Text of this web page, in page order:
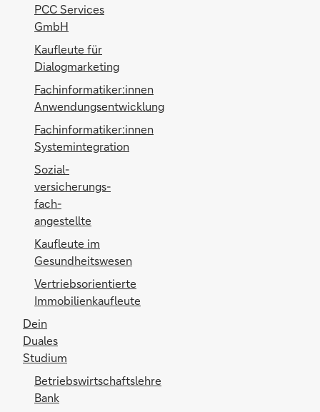
PCC Services
GmbH
Kaufleute für
Dialogmarketing
Fachinformatiker:innen
Anwendungsentwicklung
Fachinformatiker:innen
Systemintegration
Sozial­
versicherungs­
fach­
angestellte
Kaufleute im
Gesundheitswesen
Vertriebsorientierte
Immobilienkaufleute
Dein
Duales
Studium
Betriebswirtschaftslehre
Bank